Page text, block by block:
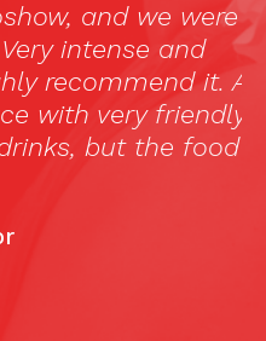
and we were
intense and
recommend it. A
with very friendly
but the food